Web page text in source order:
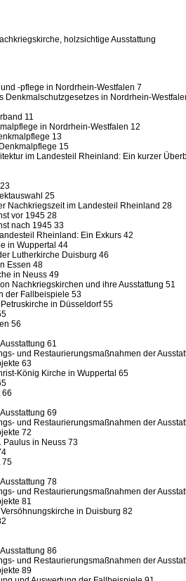
holzsichtige Ausstattung
-pflege in Nordrhein-Westfalen 7
Denkmalschutzgesetzes in Nordrhein-
11
in Nordrhein-Westfalen 12
13
15
im Landesteil Rheinland: Ein kurzer
25
Nachkriegszeit im Landesteil Rheinland 28
vor 1945 28
nach 1945 33
Rheinland: Ein Exkurs 42
in Wuppertal 44
Lutherkirche Duisburg 46
Essen 48
in Neuss 49
Nachkriegskirchen und ihre Ausstattung 51
der Fallbeispiele 53
in Düsseldorf 55
56
61
und Restaurierungsmaßnahmen der
63
König Kirche in Wuppertal 65
66
69
und Restaurierungsmaßnahmen der
72
Paulus in Neuss 73
75
78
und Restaurierungsmaßnahmen der
81
in Duisburg 82
86
und Restaurierungsmaßnahmen der
89